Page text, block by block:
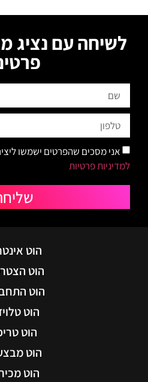
לשיחה עם נציג
אני מסכים שהפרטים ישמשו
למדיניות פרטיות
הוט
הוט
הוט
הוט
הוט
הוט
הוט